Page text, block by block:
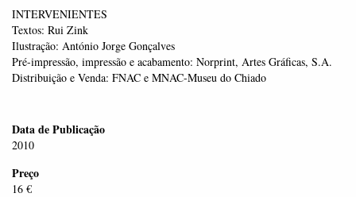
INTERVENIENTES
Textos: Rui Zink
Ilustração: António Jorge Gonçalves
Pré-impressão, impressão e acabamento: Norprint, Artes Gráficas, S.A.
Distribuição e Venda: FNAC e MNAC-Museu do Chiado
Data de Publicação
2010
Preço
16 €